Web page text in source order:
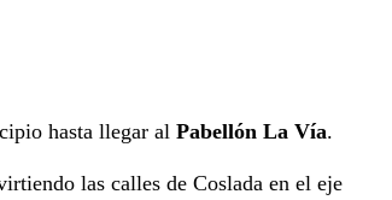
hasta llegar al Pabellón La Vía.
las calles de Coslada en el eje